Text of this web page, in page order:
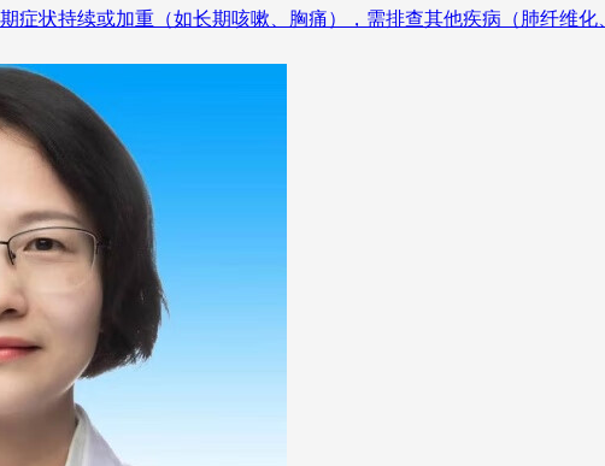
症状持续或加重（如长期咳嗽、胸痛），需排查其他疾病（肺纤维